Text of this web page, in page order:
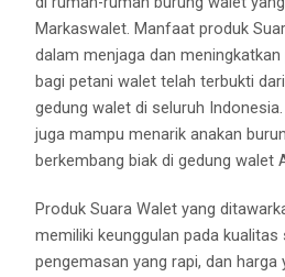
Markaswalet. Manfaat produk
dalam menjaga dan
bagi petani walet telah terbukti
gedung walet di seluruh
juga mampu menarik anakan
berkembang biak di gedung walet
Produk Suara Walet yang
memiliki keunggulan pada kualitas
pengemasan yang rapi, dan harga